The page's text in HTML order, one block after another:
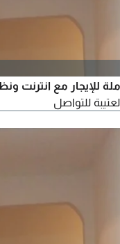
للإيجار مع انترنت
للتواصل